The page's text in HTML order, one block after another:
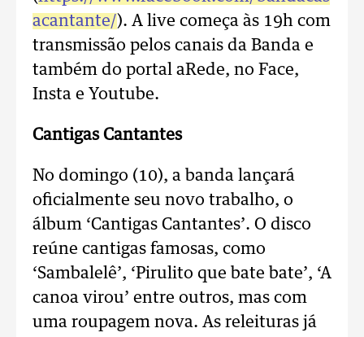
acantante/ ). A live começa às 19h com
transmissão pelos canais da Banda e
também do portal aRede, no Face,
Insta e Youtube.
Cantigas Cantantes
No domingo (10), a banda lançará
oficialmente seu novo trabalho, o
álbum ‘Cantigas Cantantes’. O disco
reúne cantigas famosas, como
‘Sambalelê’, ‘Pirulito que bate bate’, ‘A
canoa virou’ entre outros, mas com
uma roupagem nova. As releituras já